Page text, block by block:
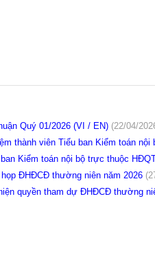
Quý 01/2026 (VI / EN) (22/04/
thành viên Tiểu ban Kiểm toán nội
Kiểm toán nội bộ trực thuộc
ĐHĐCĐ thường niên năm 2026
quyền tham dự ĐHĐCĐ thường